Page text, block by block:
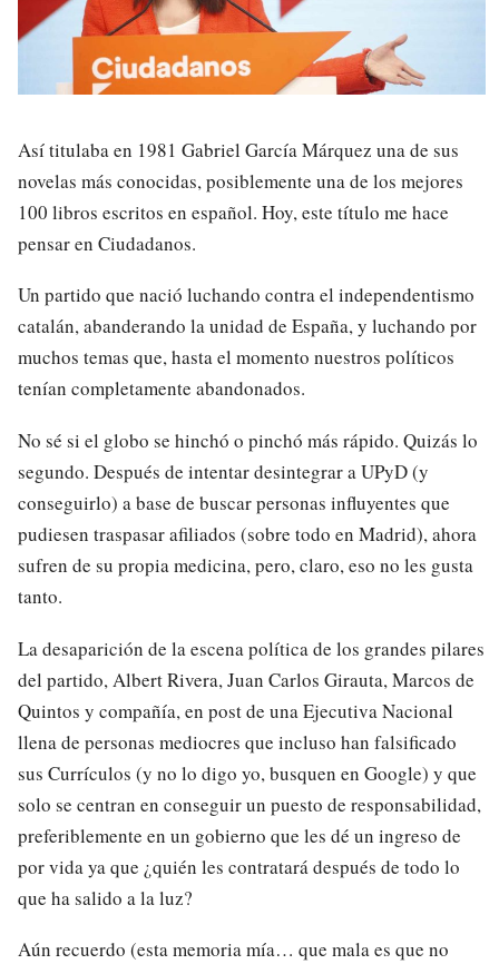
Así titulaba en 1981 Gabriel García Márquez una de sus
novelas más conocidas, posiblemente una de los mejores
100 libros escritos en español. Hoy, este título me hace
pensar en Ciudadanos.
Un partido que nació luchando contra el independentismo
catalán, abanderando la unidad de España, y luchando por
muchos temas que, hasta el momento nuestros políticos
tenían completamente abandonados.
No sé si el globo se hinchó o pinchó más rápido. Quizás lo
segundo. Después de intentar desintegrar a UPyD (y
conseguirlo) a base de buscar personas influyentes que
pudiesen traspasar afiliados (sobre todo en Madrid), ahora
sufren de su propia medicina, pero, claro, eso no les gusta
tanto.
La desaparición de la escena política de los grandes pilares
del partido, Albert Rivera, Juan Carlos Girauta, Marcos de
Quintos y compañía, en post de una Ejecutiva Nacional
llena de personas mediocres que incluso han falsificado
sus Currículos (y no lo digo yo, busquen en Google) y que
solo se centran en conseguir un puesto de responsabilidad,
preferiblemente en un gobierno que les dé un ingreso de
por vida ya que ¿quién les contratará después de todo lo
que ha salido a la luz?
Aún recuerdo (esta memoria mía… que mala es que no